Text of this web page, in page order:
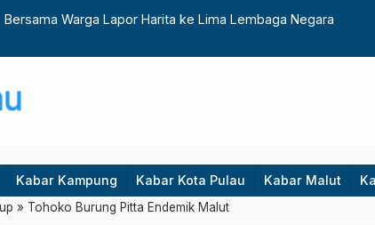
Informasi Geospasial Lamun dan Terumbu Karang
Kabar Kampung Kabar Kota Pulau Kabar Malut
» Tohoko Burung Pitta Endemik Malut